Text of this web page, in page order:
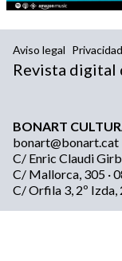
Aviso legal Privacidad
Revista digital
BONART
bonart@bonart.cat
C/ Enric Claudi
C/ Mallorca, 305 ·
C/ Orfila 3, 2º